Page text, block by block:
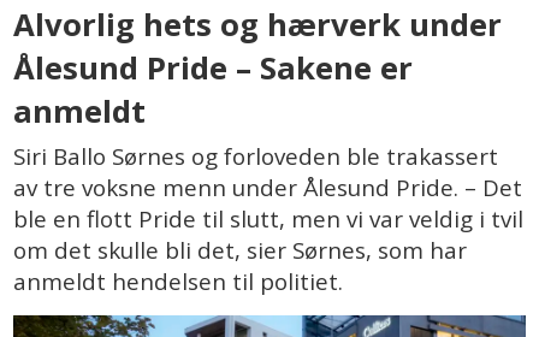
Alvorlig hets og hærverk under
Ålesund Pride – Sakene er
anmeldt
Siri Ballo Sørnes og forloveden ble trakassert
av tre voksne menn under Ålesund Pride. – Det
ble en flott Pride til slutt, men vi var veldig i tvil
om det skulle bli det, sier Sørnes, som har
anmeldt hendelsen til politiet.